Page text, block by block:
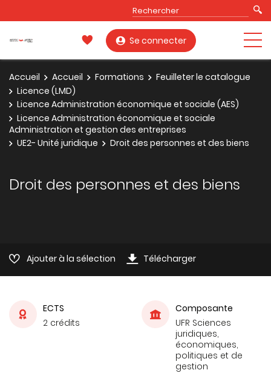
Se connecter
Accueil Accueil Formations
Feuilleter le catalogue
Licence (LMD)
Licence Administration économique et sociale (AES)
Licence Administration économique et sociale
Administration et gestion des entreprises
UE2- Unité juridique
Droit des personnes et des biens
Droit des personnes et des biens
Ajouter à la sélection Télécharger
ECTS
2 crédits
Composante
UFR Sciences
juridiques,
économiques,
politiques et de
gestion